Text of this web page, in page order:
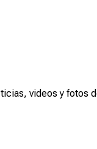
videos y fotos